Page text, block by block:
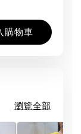
購物車
瀏覽全部